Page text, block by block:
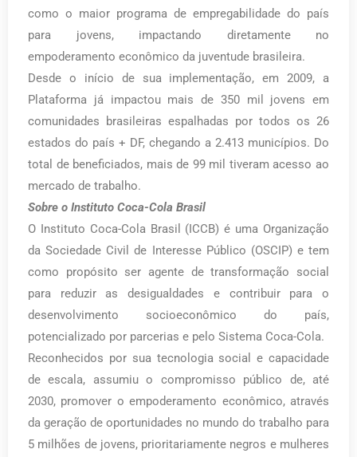
como o maior programa de empregabilidade do país
para jovens, impactando diretamente no
empoderamento econômico da juventude brasileira.
Desde o início de sua implementação, em 2009, a
Plataforma já impactou mais de 350 mil jovens em
comunidades brasileiras espalhadas por todos os 26
estados do país + DF, chegando a 2.413 municípios. Do
total de beneficiados, mais de 99 mil tiveram acesso ao
mercado de trabalho.
Sobre o Instituto Coca-Cola Brasil
O Instituto Coca-Cola Brasil (ICCB) é uma Organização
da Sociedade Civil de Interesse Público (OSCIP) e tem
como propósito ser agente de transformação social
para reduzir as desigualdades e contribuir para o
desenvolvimento socioeconômico do país,
potencializado por parcerias e pelo Sistema Coca-Cola.
Reconhecidos por sua tecnologia social e capacidade
de escala, assumiu o compromisso público de, até
2030, promover o empoderamento econômico, através
da geração de oportunidades no mundo do trabalho para
5 milhões de jovens, prioritariamente negros e mulheres